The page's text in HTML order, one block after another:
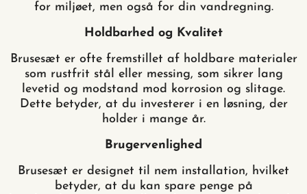
for miljøet, men også for din vandregning.
Holdbarhed og Kvalitet
Brusesæt er ofte fremstillet af holdbare materialer
som rustfrit stål eller messing, som sikrer lang
levetid og modstand mod korrosion og slitage.
Dette betyder, at du investerer i en løsning, der
holder i mange år.
Brugervenlighed
Brusesæt er designet til nem installation, hvilket
betyder, at du kan spare penge på